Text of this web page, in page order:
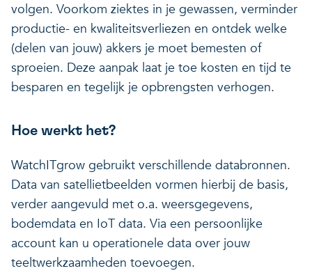
volgen. Voorkom ziektes in je gewassen, verminder
productie- en kwaliteitsverliezen en ontdek welke
(delen van jouw) akkers je moet bemesten of
sproeien. Deze aanpak laat je toe kosten en tijd te
besparen en tegelijk je opbrengsten verhogen.
Hoe werkt het?
WatchITgrow gebruikt verschillende databronnen.
Data van satellietbeelden vormen hierbij de basis,
verder aangevuld met o.a. weersgegevens,
bodemdata en IoT data. Via een persoonlijke
account kan u operationele data over jouw
teeltwerkzaamheden toevoegen.